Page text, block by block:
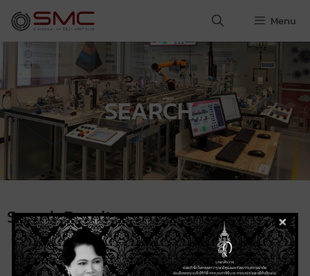
Menu
SEARCH...
Search Result
About SMC